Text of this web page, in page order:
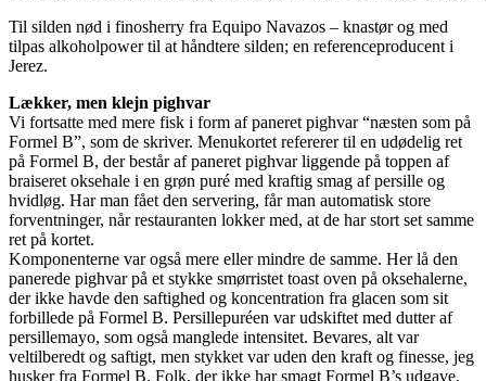
Til silden nød i finosherry fra Equipo Navazos – knastør og med
tilpas alkoholpower til at håndtere silden; en referenceproducent i
Jerez.
Lækker, men klejn pighvar
Vi fortsatte med mere fisk i form af paneret pighvar “næsten som på
Formel B”, som de skriver. Menukortet refererer til en udødelig ret
på Formel B, der består af paneret pighvar liggende på toppen af
braiseret oksehale i en grøn puré med kraftig smag af persille og
hvidløg. Har man fået den servering, får man automatisk store
forventninger, når restauranten lokker med, at de har stort set samme
ret på kortet.
Komponenterne var også mere eller mindre de samme. Her lå den
panerede pighvar på et stykke smørristet toast oven på oksehalerne,
der ikke havde den saftighed og koncentration fra glacen som sit
forbillede på Formel B. Persillepuréen var udskiftet med dutter af
persillemayo, som også manglede intensitet. Bevares, alt var
veltilberedt og saftigt, men stykket var uden den kraft og finesse, jeg
husker fra Formel B. Folk, der ikke har smagt Formel B’s udgave,